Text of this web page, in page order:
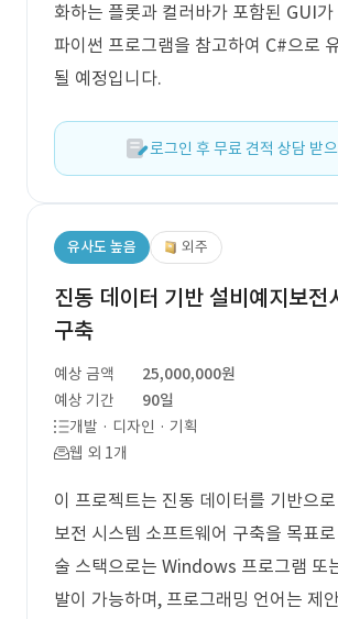
화하는 플롯과 컬러바가 포함된 GUI
파이썬 프로그램을 참고하여 C#으로
될 예정입니다.
로그인 후 무료 견적 상담 받
유사도 높음 외주
진동 데이터 기반 설비예지보전
구축
예상 금액
25,000,000원
예상 기간
90일
개발 · 디자인 · 기획
웹 외 1개
이 프로젝트는 진동 데이터를 기반으로
보전 시스템 소프트웨어 구축을 목표로
술 스택으로는 Windows 프로그램 또
발이 가능하며, 프로그래밍 언어는 제